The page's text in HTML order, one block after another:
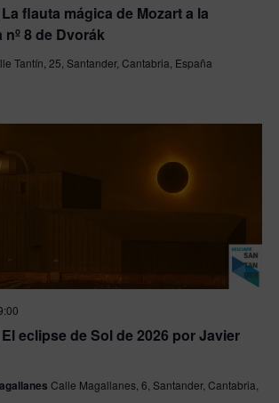
flauta mágica de Mozart a la
8 de Dvorák
Tantín, 25, Santander, Cantabria, España
eclipse de Sol de 2026 por Javier
Calle Magallanes, 6, Santander, Cantabria,